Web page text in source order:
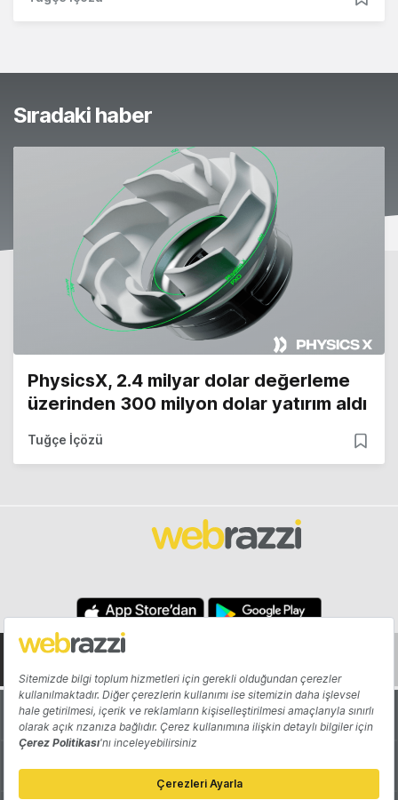
Sıradaki haber
PhysicsX, 2.4 milyar dolar değerleme
üzerinden 300 milyon dolar yatırım aldı
Tuğçe İçözü
Hakkında Yazarlar
Katkıda Bulun Reklam